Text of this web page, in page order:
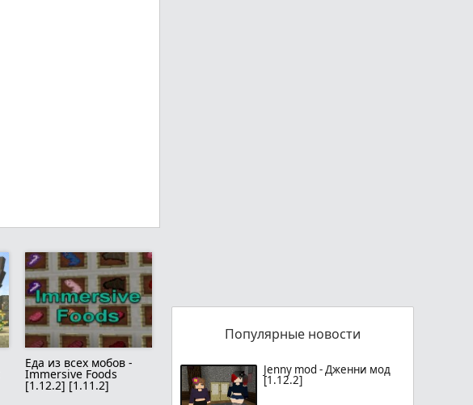
Еда из всех мобов -
Immersive Foods
[1.12.2] [1.11.2]
Популярные новости
Jenny mod - Дженни мод
[1.12.2]